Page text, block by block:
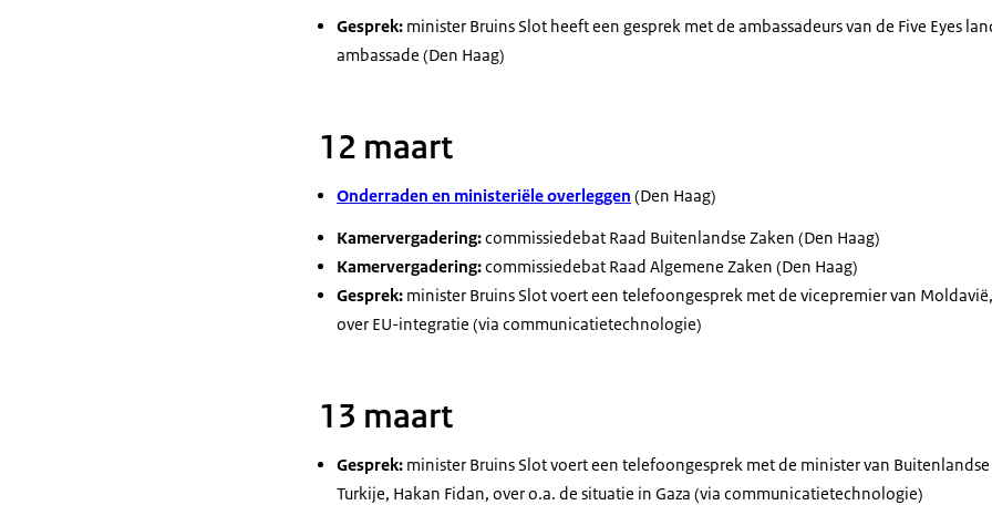
Gesprek: minister Bruins Slot heeft een gesprek met de ambassadeurs van de Five Eyes
ambassade (Den Haag)
12 maart
Onderraden en ministeriële overleggen (Den Haag)
Kamervergadering:commissiedebat Raad Buitenlandse Zaken (Den Haag)
Kamervergadering:commissiedebat Raad Algemene Zaken (Den Haag)
Gesprek: minister Bruins Slot voert een telefoongesprek met de vicepremier van
over EU-integratie (via communicatietechnologie)
13 maart
Gesprek: minister Bruins Slot voert een telefoongesprek met de minister van Buitenlandse
Turkije, Hakan Fidan, over o.a. de situatie in Gaza (via communicatietechnologie)